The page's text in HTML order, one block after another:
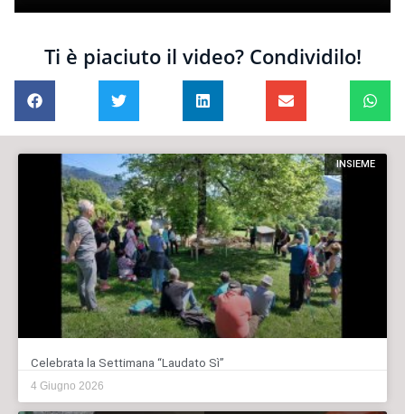
Ti è piaciuto il video? Condividilo!
INSIEME
Celebrata la Settimana “Laudato Sì”
4 Giugno 2026